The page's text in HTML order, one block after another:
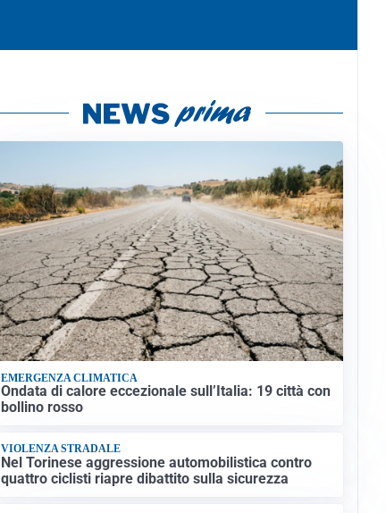
EMERGENZA CLIMATICA
Ondata di calore eccezionale sull’Italia: 19 città con
bollino rosso
VIOLENZA STRADALE
Nel Torinese aggressione automobilistica contro
quattro ciclisti riapre dibattito sulla sicurezza